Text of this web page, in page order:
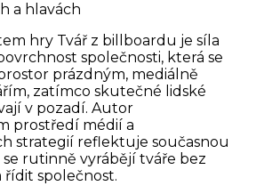
a hlavách
hry Tvář z billboardu je síla
společnosti, která se
prázdným, mediálně
zatímco skutečné lidské
v pozadí. Autor
prostředí médií a
strategií reflektuje současnou
rutinně vyrábějí tváře bez
řídit společnost.